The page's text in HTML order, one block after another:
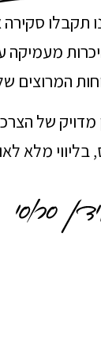
תקבלו
המרוצים
מדויק של
בליווי מלא